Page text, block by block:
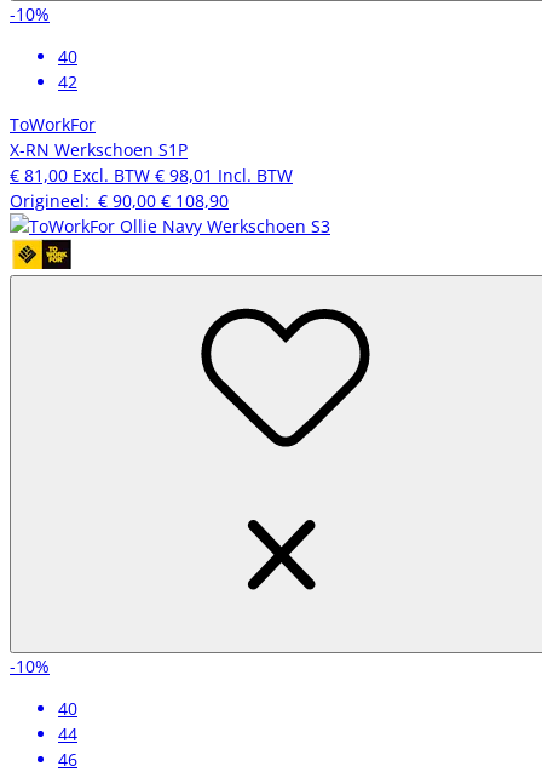
-10%
40
42
ToWorkFor
X-RN Werkschoen S1P
€ 81,00 Excl. BTW € 98,01 Incl. BTW
Origineel: € 90,00 € 108,90
-10%
40
44
46